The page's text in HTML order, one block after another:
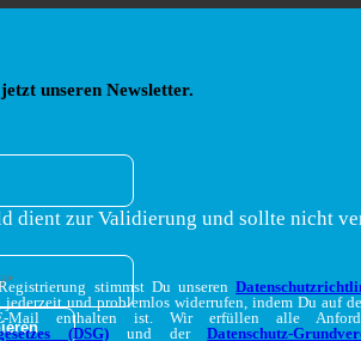
unseren Newsletter.
dient zur Validierung und sollte nicht
stimmst Du unseren
und problemlos widerrufen, indem Du auf
enthalten ist. Wir erfüllen alle
(DSG)und derDatenschutz-